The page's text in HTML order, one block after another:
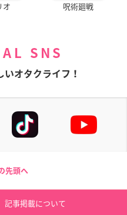
オ 呪術廻戦
SNS
いオタクライフ！
先頭へ
記事掲載について